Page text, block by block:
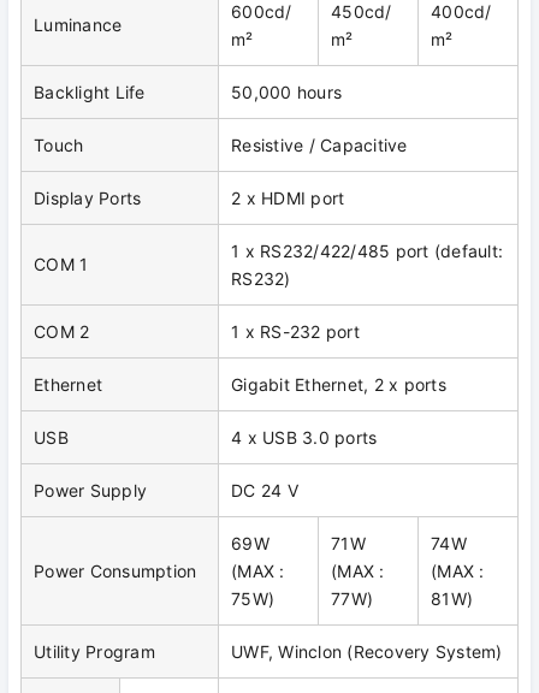
Luminance
600cd/
m²
450cd/
m²
400cd/
m²
Backlight Life 50,000 hours
Touch Resistive / Capacitive
Display Ports 2 x HDMI port
COM 1
1 x RS232/422/485 port (default:
RS232)
COM 2 1 x RS-232 port
Ethernet Gigabit Ethernet, 2 x ports
USB 4 x USB 3.0 ports
Power Supply DC 24 V
Power Consumption
69W
(MAX :
75W)
71W
(MAX :
77W)
74W
(MAX :
81W)
Utility Program UWF, Winclon (Recovery System)